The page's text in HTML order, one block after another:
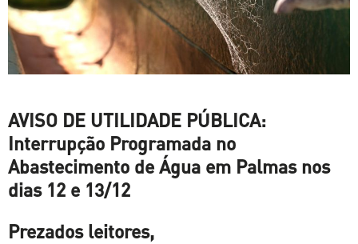
AVISO DE UTILIDADE PÚBLICA:
Interrupção Programada no
Abastecimento de Água em Palmas nos
dias 12 e 13/12
Prezados leitores,